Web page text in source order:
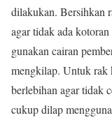
dilakukan. Bersihkan
agar tidak ada
gunakan cairan
mengkilap. Untuk rak
berlebihan agar tidak
cukup dilap